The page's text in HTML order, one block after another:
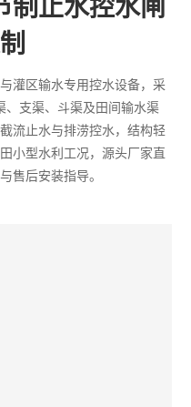
制止水控水闸
灌区输水专用控水设备，采
、支渠、斗渠及田间输水渠
流止水与排涝控水，结构轻
小型水利工况，源头厂家直
售后安装指导。